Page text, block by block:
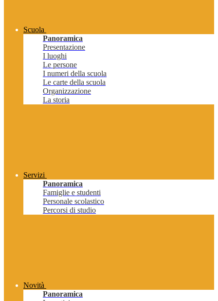
Scuola
Panoramica
Presentazione
I luoghi
Le persone
I numeri della scuola
Le carte della scuola
Organizzazione
La storia
Servizi
Panoramica
Famiglie e studenti
Personale scolastico
Percorsi di studio
Novità
Panoramica